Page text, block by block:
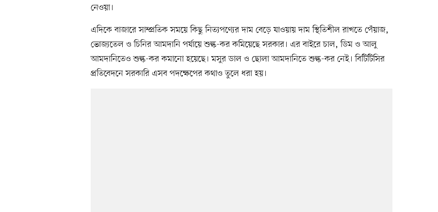
নেওয়া।
এদিকে বাজারে সাম্প্রতিক সময়ে কিছু নিত্যপণ্যের দাম বেড়ে যাওয়ায় দাম স্থিতিশীল রাখতে পেঁয়াজ,
ভোজ্যতেল ও চিনির আমদানি পর্যায়ে শুল্ক-কর কমিয়েছে সরকার। এর বাইরে চাল, ডিম ও আলু
আমদানিতেও শুল্ক-কর কমানো হয়েছে। মসুর ডাল ও ছোলা আমদানিতে শুল্ক-কর নেই। বিটিটিসির
প্রতিবেদনে সরকারি এসব পদক্ষেপের কথাও তুলে ধরা হয়।